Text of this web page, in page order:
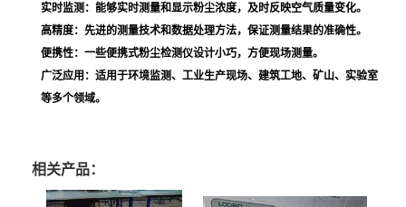
实时监测 ：能够实时测量和显示粉尘浓度，及时反映空气质量变化。
高精度：先进的测量技术和数据处理方法，保证测量结果的准确性。
便携性：一些便携式粉尘检测仪设计小巧，方便现场测量。
广泛应用 ：适用于环境监测、工业生产现场、建筑工地、矿山、实验室
等多个领域。
相关产品：